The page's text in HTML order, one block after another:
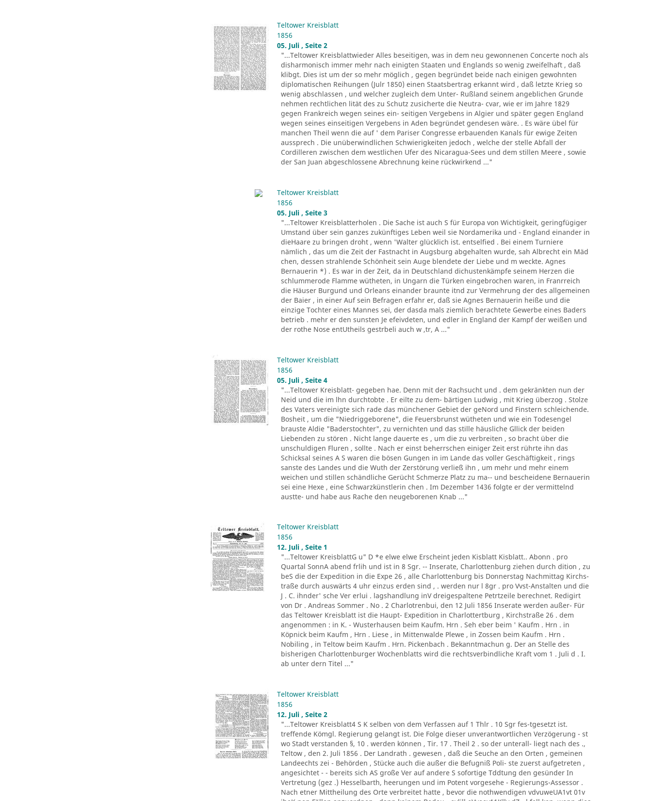
Teltower Kreisblatt
1856
05. Juli , Seite 2
"...Teltower Kreisblattwieder Alles beseitigen, was in dem neu gewonnenen Concerte noch als
disharmonisch immer mehr nach einigten Staaten und Englands so wenig zweifelhaft , daß
klibgt. Dies ist um der so mehr möglich , gegen begründet beide nach einigen gewohnten
diplomatischen Reihungen (Julr 1850) einen Staatsbertrag erkannt wird , daß letzte Krieg so
wenig abschlassen , und welcher zugleich dem Unter- Rußland seinem angeblichen Grunde
nehmen rechtlichen lität des zu Schutz zusicherte die Neutra- cvar, wie er im Jahre 1829
gegen Frankreich wegen seines ein- seitigen Vergebens in Algier und später gegen England
wegen seines einseitigen Vergebens in Aden begründet gendesen wäre. . Es wäre übel für
manchen Theil wenn die auf ' dem Pariser Congresse erbauenden Kanals für ewige Zeiten
aussprech . Die unüberwindlichen Schwierigkeiten jedoch , welche der stelle Abfall der
Cordilleren zwischen dem westlichen Ufer des Nicaragua-Sees und dem stillen Meere , sowie
der San Juan abgeschlossene Abrechnung keine rückwirkend ..."
Teltower Kreisblatt
1856
05. Juli , Seite 3
"...Teltower Kreisblatterholen . Die Sache ist auch S für Europa von Wichtigkeit, geringfügiger
Umstand über sein ganzes zukünftiges Leben weil sie Nordamerika und - England einander in
dieHaare zu bringen droht , wenn 'Walter glücklich ist. entselfied . Bei einem Turniere
nämlich , das um die Zeit der Fastnacht in Augsburg abgehalten wurde, sah Albrecht ein Mäd
chen, dessen strahlende Schönheit sein Auge blendete der Liebe und m weckte. Agnes
Bernauerin *) . Es war in der Zeit, da in Deutschland dichustenkämpfe seinem Herzen die
schlummerode Flamme wütheten, in Ungarn die Türken eingebrochen waren, in Franrreich
die Häuser Burgund und Orleans einander braunte itnd zur Vermehrung der des allgemeinen
der Baier , in einer Auf sein Befragen erfahr er, daß sie Agnes Bernauerin heiße und die
einzige Tochter eines Mannes sei, der dasda mals ziemlich berachtete Gewerbe eines Baders
betrieb . mehr er den sunsten Je efeivdeten, und edler in England der Kampf der weißen und
der rothe Nose entUtheils gestrbeli auch w ,tr, A ..."
Teltower Kreisblatt
1856
05. Juli , Seite 4
"...Teltower Kreisblatt- gegeben hae. Denn mit der Rachsucht und . dem gekränkten nun der
Neid und die im lhn durchtobte . Er eilte zu dem- bärtigen Ludwig , mit Krieg überzog . Stolze
des Vaters vereinigte sich rade das münchener Gebiet der geNord und Finstern schleichende.
Bosheit , um die "Niedriggeborene", die Feuersbrunst wütheten und wie ein Todesengel
brauste Aldie "Baderstochter", zu vernichten und das stille häusliche Gllick der beiden
Liebenden zu stören . Nicht lange dauerte es , um die zu verbreiten , so bracht über die
unschuldigen Fluren , sollte . Nach er einst beherrschen einiger Zeit erst rührte ihn das
Schicksal seines A S waren die bösen Gungen in im Lande das voller Geschäftigkeit , rings
sanste des Landes und die Wuth der Zerstörung verließ ihn , um mehr und mehr einem
weichen und stillen schändliche Gerücht Schmerze Platz zu ma-- und bescheidene Bernauerin
sei eine Hexe , eine Schwarzkünstlerin chen . Im Dezember 1436 folgte er der vermittelnd
austte- und habe aus Rache den neugeborenen Knab ..."
Teltower Kreisblatt
1856
12. Juli , Seite 1
"...Teltower KreisblattG u" D *e elwe elwe Erscheint jeden Kisblatt Kisblatt.. Abonn . pro
Quartal SonnA abend frlih und ist in 8 Sgr. -- Inserate, Charlottenburg ziehen durch dition , zu
beS die der Expedition in die Expe 26 , alle Charlottenburg bis Donnerstag Nachmittag Kirchs-
traße durch auswärts 4 uhr einzus erden sind , . werden nur l 8gr . pro Vvst-Anstalten und die
J . C. ihnder' sche Ver erlui . lagshandlung inV dreigespaltene Petrtzeile berechnet. Redigirt
von Dr . Andreas Sommer . No . 2 Charlotrenbui, den 12 Juli 1856 Inserate werden außer- Für
das Teltower Kreisblatt ist die Haupt- Expedition in Charlottertburg , Kirchstraße 26 . dem
angenommen : in K. - Wusterhausen beim Kaufm. Hrn . Seh eber beim ' Kaufm . Hrn . in
Köpnick beim Kaufm , Hrn . Liese , in Mittenwalde Plewe , in Zossen beim Kaufm . Hrn .
Nobiling , in Teltow beim Kaufm . Hrn. Pickenbach . Bekanntmachun g. Der an Stelle des
bisherigen Charlottenburger Wochenblatts wird die rechtsverbindliche Kraft vom 1 . Juli d . I.
ab unter dern Titel ..."
Teltower Kreisblatt
1856
12. Juli , Seite 2
"...Teltower Kreisblatt4 S K selben von dem Verfassen auf 1 Thlr . 10 Sgr fes-tgesetzt ist.
treffende Kömgl. Regierung gelangt ist. Die Folge dieser unverantwortlichen Verzögerung - st
wo Stadt verstanden §, 10 . werden können , Tir. 17 . Theil 2 . so der unterall- liegt nach des .,
Teltow , den 2. Juli 1856 . Der Landrath . gewesen , daß die Seuche an den Orten , gemeinen
Landeechts zei - Behörden , Stücke auch die außer die Befugniß Poli- ste zuerst aufgetreten ,
angesichtet - - bereits sich AS große Ver auf andere S sofortige Tddtung den gesünder In
Vertretung (gez .) Hesselbarth, heerungen und im Potent vorgesehe - Regierungs-Assessor .
Nach etner Mittheilung des Orte verbreitet hatte , bevor die nothwendigen vdvuweUA1vt 01v